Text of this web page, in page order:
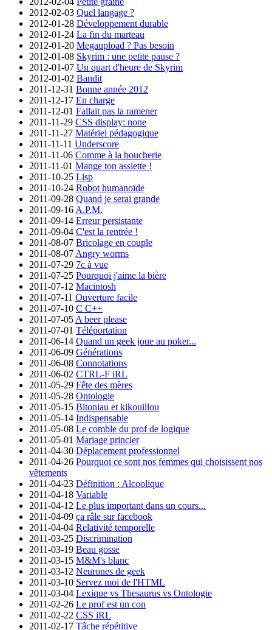
2012-02-03 Quel langage ?
2012-01-28 Développement durable
2012-01-24 La fin du marteau
2012-01-20 Megaupload ? Pas besoin
2012-01-08 Skyrim : une petite pause ?
2012-01-07 Un quart d'heure de Skyrim
2012-01-02 Bandit
2011-12-31 Bonne année 2012
2011-12-17 En charge
2011-12-01 Fallait pas la ramener
2011-11-29 CSS display: none
2011-11-27 Matériel pédagogique
2011-11-11 Underscore
2011-11-06 Comme à la boucherie
2011-11-01 Mange ton assiette !
2011-10-25 Lisp
2011-10-24 Robot humanoïde
2011-09-28 Quand je serai grande
2011-09-16 A.P.M.
2011-09-14 Erreur persistante
2011-09-04 C'est la rentrée !
2011-08-07 Bricolage en couple
2011-08-07 Angry worms
2011-07-29 7c à vue
2011-07-25 Pourquoi j'aime la bière
2011-07-12 Macintosh
2011-07-11 Ouverture facile
2011-07-10 C C++
2011-07-05 A beer please
2011-07-01 Téléportation
2011-06-14 Quand un geek joue au poker...
2011-06-09 Générations
2011-06-08 Connotations
2011-06-02 CTRL-F iRL
2011-05-29 Fête des mères
2011-05-28 Ontologie
2011-05-15 Bitoniau et kikouillou
2011-05-14 Indispensable
2011-05-08 Le comble du prof de logique
2011-05-01 Mariage princier
2011-04-30 Déplacement professionnel
2011-04-26 Pourquoi ce sont nos femmes qui choisissent nos
vêtements
2011-04-23 Définition : Alcoolique
2011-04-18 Variable
2011-04-12 Le plus important dans un cours...
2011-04-09 ça râle sur facebook
2011-04-04 Relativité temporelle
2011-03-25 Discrimination
2011-03-19 Beau gosse
2011-03-15 M&M's blanc
2011-03-12 Neurones de geek
2011-03-10 Servez moi de l'HTML
2011-03-04 Lexique vs Thesaurus vs Ontologie
2011-02-26 Le prof est un con
2011-02-22 CSS iRL
2011-02-17 Tâche répétitive